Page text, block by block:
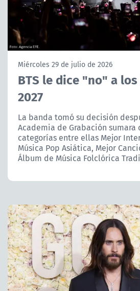
PROGRAMAS
TELESERIES
ACTUALIDAD Y TENDENCIAS
CORPORATIVO Y TRANSPARENCIA
CANAL DE DENUNCIAS
ÁREA DE PROYECTOS
Miércoles 29 de julio de 2026
BTS le dice "no" a
2027
La banda tomó su decisión
Academia de Grabación sumara
categorías entre ellas Mejor
Música Pop Asiática, Mejor
Álbum de Música Folclórica